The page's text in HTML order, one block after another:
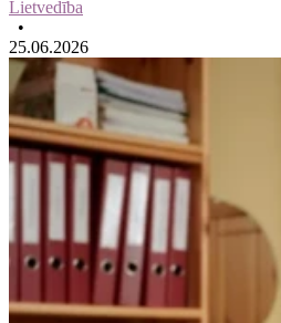
Lietvedība
•
25.06.2026